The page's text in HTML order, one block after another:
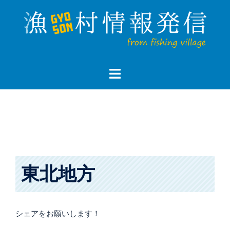
東北地方
シェアをお願いします！